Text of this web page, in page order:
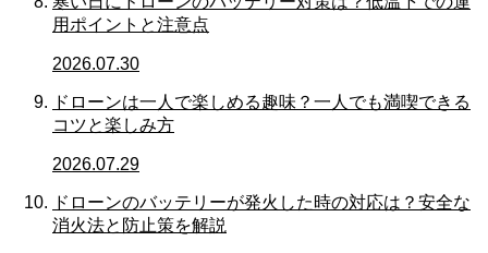
用ポイントと注意点
2026.07.30
ドローンは一人で楽しめる趣味？一人でも満喫できる
コツと楽しみ方
2026.07.29
ドローンのバッテリーが発火した時の対応は？安全な
消火法と防止策を解説